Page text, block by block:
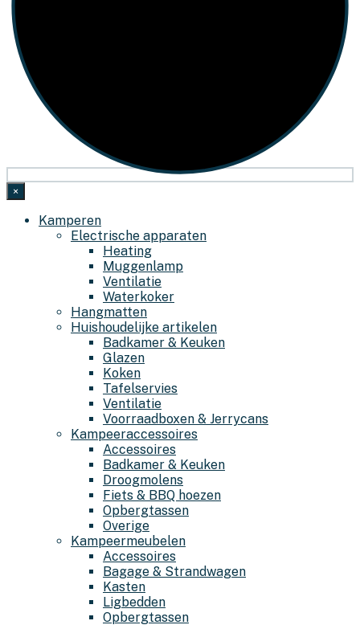
×
Kamperen
Electrische apparaten
Heating
Muggenlamp
Ventilatie
Waterkoker
Hangmatten
Huishoudelijke artikelen
Badkamer & Keuken
Glazen
Koken
Tafelservies
Ventilatie
Voorraadboxen & Jerrycans
Kampeeraccessoires
Accessoires
Badkamer & Keuken
Droogmolens
Fiets & BBQ hoezen
Opbergtassen
Overige
Kampeermeubelen
Accessoires
Bagage & Strandwagen
Kasten
Ligbedden
Opbergtassen